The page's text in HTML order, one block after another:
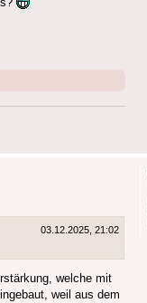
03.12.2025, 21:02
welche mit
weil aus dem